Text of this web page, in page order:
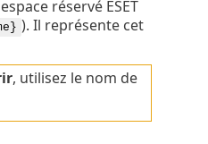
réservé ESET
). Il représente cet
, utilisez le nom de